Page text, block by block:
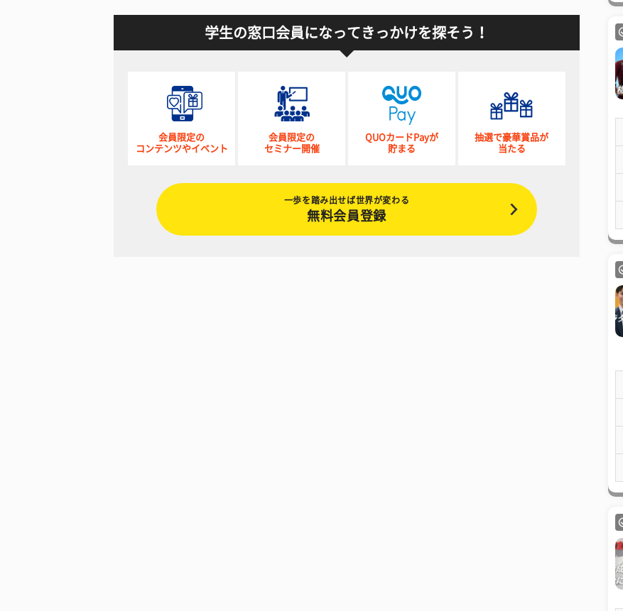
学生の窓口会員になってきっかけを探そう！
会員限定の
コンテンツやイベント
会員限定の
セミナー開催
QUOカードPayが
貯まる
抽選で豪華賞品が
当たる
一歩を踏み出せば世界が変わる
無料会員登録